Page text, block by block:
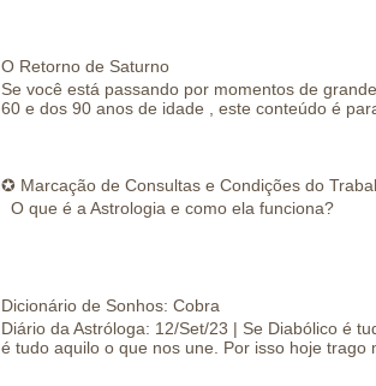
O Retorno de Saturno
Se você está passando por momentos de
60 e dos 90 anos de idade , este conteúdo é
✪ Marcação de Consultas e Condições do
O que é a Astrologia e como ela funciona?
Dicionário de Sonhos: Cobra
Diário da Astróloga: 12/Set/23 | Se Diabólico é
é tudo aquilo o que nos une. Por isso hoje trago